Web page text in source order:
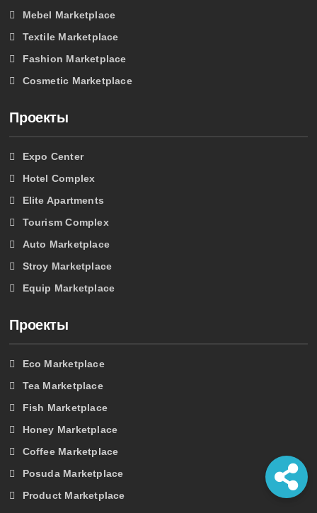
Mebel Marketplace
Textile Marketplace
Fashion Marketplace
Cosmetic Marketplace
Проекты
Expo Center
Hotel Complex
Elite Apartments
Tourism Complex
Auto Marketplace
Stroy Marketplace
Equip Marketplace
Проекты
Eco Marketplace
Tea Marketplace
Fish Marketplace
Honey Marketplace
Coffee Marketplace
Posuda Marketplace
Product Marketplace